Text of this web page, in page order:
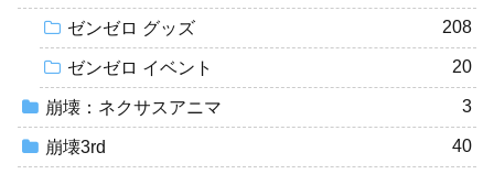
ゼンゼロ グッズ 208
ゼンゼロ イベント 20
崩壊：ネクサスアニマ 3
崩壊3rd 40